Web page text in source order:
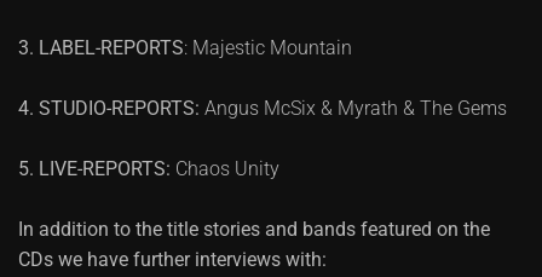
3. LABEL-REPORTS: Majestic Mountain
4. STUDIO-REPORTS: Angus McSix & Myrath & The Gems
5. LIVE-REPORTS: Chaos Unity
In addition to the title stories and bands featured on the
CDs we have further interviews with: